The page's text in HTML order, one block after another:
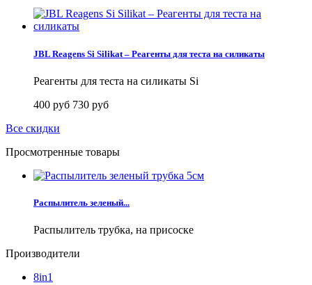
JBL Reagens Si Silikat – Реагенты для теста на силикаты
Реагенты для теста на силикаты Si
400 руб 730 руб
Все скидки
Просмотренные товары
Распылитель зеленый...
Распылитель трубка, на присоске
Производители
8in1